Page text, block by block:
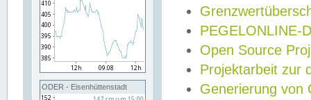
ODER - Eisenhüttenstadt
PEGELONLINE-
Open Source
Projektarbeit zur
Generierung von